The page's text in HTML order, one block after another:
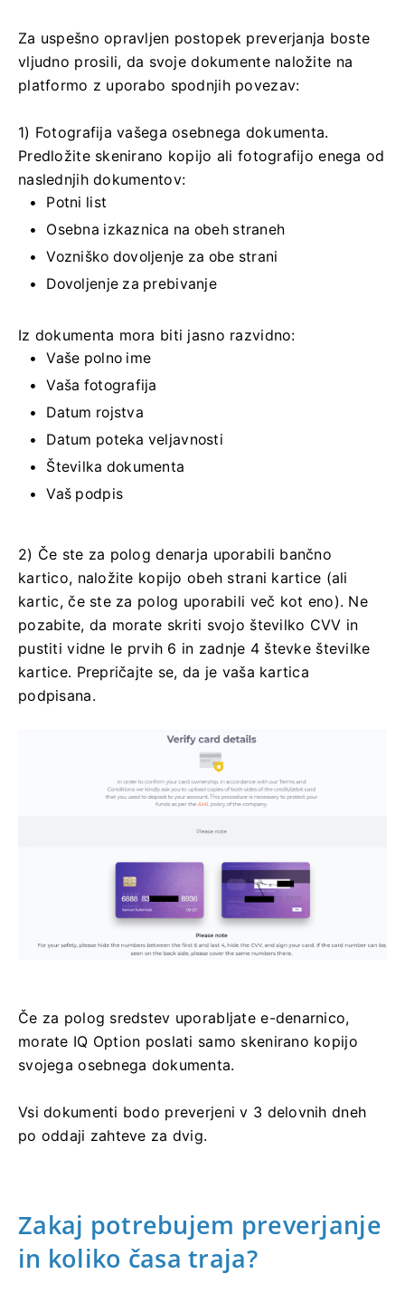
Za uspešno opravljen postopek preverjanja boste
vljudno prosili, da svoje dokumente naložite na
platformo z uporabo spodnjih povezav:
1) Fotografija vašega osebnega dokumenta.
Predložite skenirano kopijo ali fotografijo enega od
naslednjih dokumentov:
Potni list
Osebna izkaznica na obeh straneh
Vozniško dovoljenje za obe strani
Dovoljenje za prebivanje
Iz dokumenta mora biti jasno razvidno:
Vaše polno ime
Vaša fotografija
Datum rojstva
Datum poteka veljavnosti
Številka dokumenta
Vaš podpis
2) Če ste za polog denarja uporabili bančno
kartico, naložite kopijo obeh strani kartice (ali
kartic, če ste za polog uporabili več kot eno). Ne
pozabite, da morate skriti svojo številko CVV in
pustiti vidne le prvih 6 in zadnje 4 števke številke
kartice. Prepričajte se, da je vaša kartica
podpisana.
Če za polog sredstev uporabljate e-denarnico,
morate IQ Option poslati samo skenirano kopijo
svojega osebnega dokumenta.
Vsi dokumenti bodo preverjeni v 3 delovnih dneh
po oddaji zahteve za dvig.
Zakaj potrebujem preverjanje
in koliko časa traja?